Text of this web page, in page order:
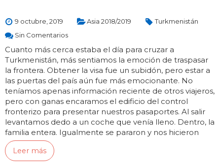
9 octubre, 2019 Asia 2018/2019
Turkmenistán
Sin Comentarios
Cuanto más cerca estaba el día para cruzar a
Turkmenistán, más sentiamos la emoción de traspasar
la frontera. Obtener la visa fue un subidón, pero estar a
las puertas del país aún fue más emocionante. No
teníamos apenas información reciente de otros viajeros,
pero con ganas encaramos el edificio del control
fronterizo para presentar nuestros pasaportes. Al salir
levantamos dedo a un coche que venía lleno. Dentro, la
familia entera. Igualmente se pararon y nos hicieron
hueco más nuestras dos…
Leer más